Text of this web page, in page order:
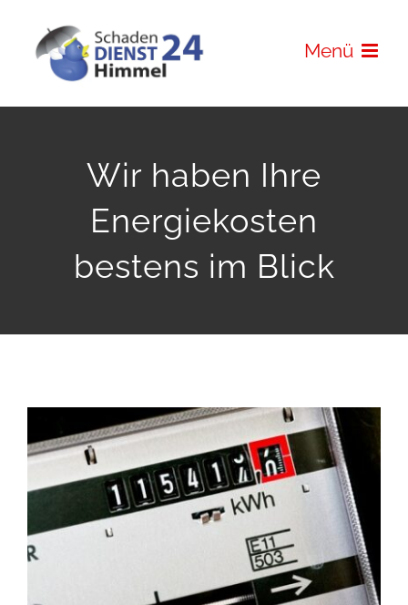
springen
Menü
Wir haben Ihre
Energiekosten
bestens im Blick